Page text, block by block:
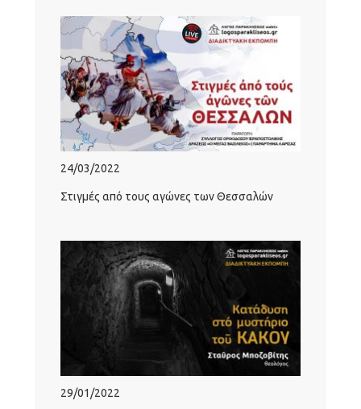
24/03/2022
Στιγμές από τους αγώνες των Θεσσαλών
29/01/2022